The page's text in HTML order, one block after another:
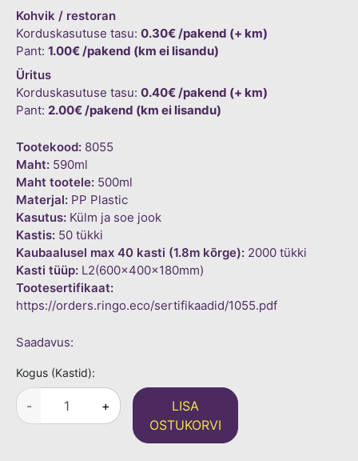
Kohvik / restoran
Korduskasutuse tasu: 0.30€ /pakend (+ km)
Pant: 1.00€ /pakend (km ei lisandu)
Üritus
Korduskasutuse tasu: 0.40€ /pakend (+ km)
Pant: 2.00€ /pakend (km ei lisandu)
Tootekood: 8055
Maht: 590ml
Maht tootele: 500ml
Materjal: PP Plastic
Kasutus: Külm ja soe jook
Kastis: 50 tükki
Kaubaalusel max 40 kasti (1.8m kõrge): 2000 tükki
Kasti tüüp: L2(600x400x180mm)
Tootesertifikaat:
https://orders.ringo.eco/sertifikaadid/1055.pdf
Saadavus:
Kogus (Kastid):
- +